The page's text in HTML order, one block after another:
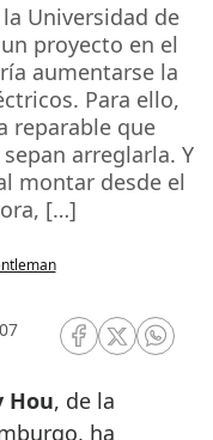
Universidad de
proyecto en el
aumentarse la
Para ello,
reparable que
arreglarla. Y
montar desde el
[…]
RRSS Facebook
RRSSRRSS
Hou, de la
ha